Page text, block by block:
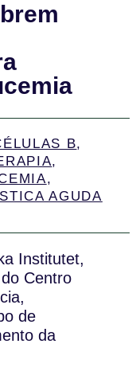
B,
,
,
AGUDA
Institutet,
Centro
de
da